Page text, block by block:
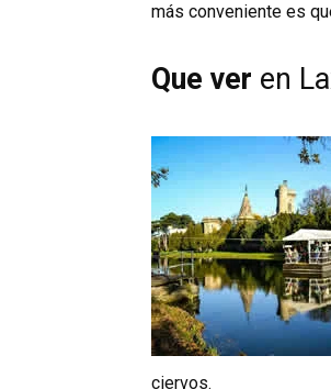
más conveniente es
Que ver en
ciervos.